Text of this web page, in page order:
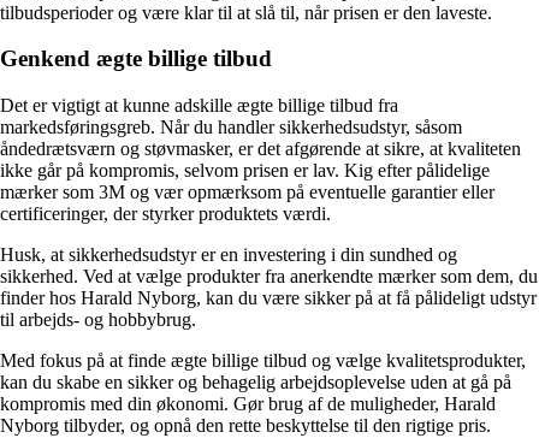
tilbudsperioder og være klar til at slå til, når prisen er den laveste.
Genkend ægte billige tilbud
Det er vigtigt at kunne adskille ægte billige tilbud fra
markedsføringsgreb. Når du handler sikkerhedsudstyr, såsom
åndedrætsværn og støvmasker, er det afgørende at sikre, at kvaliteten
ikke går på kompromis, selvom prisen er lav. Kig efter pålidelige
mærker som 3M og vær opmærksom på eventuelle garantier eller
certificeringer, der styrker produktets værdi.
Husk, at sikkerhedsudstyr er en investering i din sundhed og
sikkerhed. Ved at vælge produkter fra anerkendte mærker som dem, du
finder hos Harald Nyborg, kan du være sikker på at få pålideligt udstyr
til arbejds- og hobbybrug.
Med fokus på at finde ægte billige tilbud og vælge kvalitetsprodukter,
kan du skabe en sikker og behagelig arbejdsoplevelse uden at gå på
kompromis med din økonomi. Gør brug af de muligheder, Harald
Nyborg tilbyder, og opnå den rette beskyttelse til den rigtige pris.